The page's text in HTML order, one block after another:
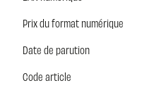
Prix du format numérique
Date de parution
Code article